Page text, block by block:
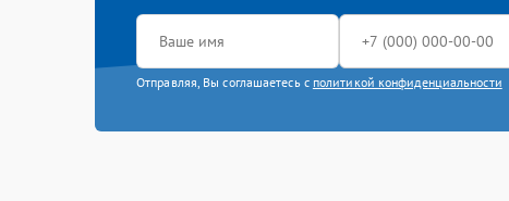
Отправляя, Вы соглашаетесь с политикой конфиденциальности